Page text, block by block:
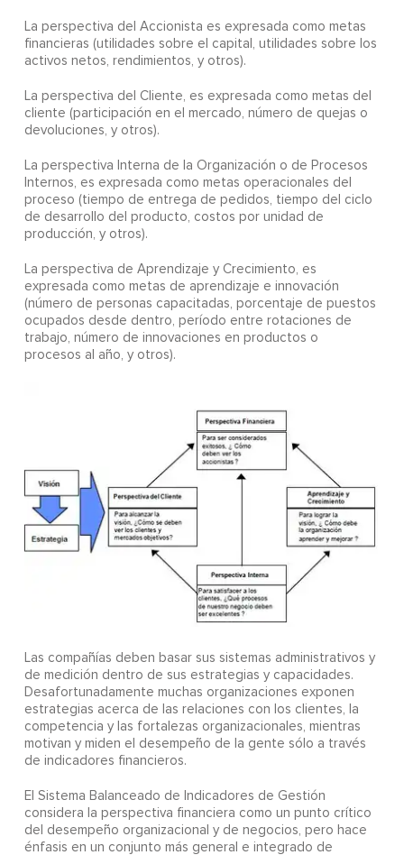
La perspectiva del Accionista es expresada como metas
financieras (utilidades sobre el capital, utilidades sobre los
activos netos, rendimientos, y otros).
La perspectiva del Cliente, es expresada como metas del
cliente (participación en el mercado, número de quejas o
devoluciones, y otros).
La perspectiva Interna de la Organización o de Procesos
Internos, es expresada como metas operacionales del
proceso (tiempo de entrega de pedidos, tiempo del ciclo
de desarrollo del producto, costos por unidad de
producción, y otros).
La perspectiva de Aprendizaje y Crecimiento, es
expresada como metas de aprendizaje e innovación
(número de personas capacitadas, porcentaje de puestos
ocupados desde dentro, período entre rotaciones de
trabajo, número de innovaciones en productos o
procesos al año, y otros).
Las compañías deben basar sus sistemas administrativos y
de medición dentro de sus estrategias y capacidades.
Desafortunadamente muchas organizaciones exponen
estrategias acerca de las relaciones con los clientes, la
competencia y las fortalezas organizacionales, mientras
motivan y miden el desempeño de la gente sólo a través
de indicadores financieros.
El Sistema Balanceado de Indicadores de Gestión
considera la perspectiva financiera como un punto crítico
del desempeño organizacional y de negocios, pero hace
énfasis en un conjunto más general e integrado de